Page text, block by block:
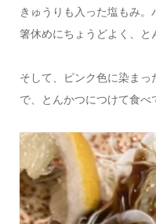
きゅうりも入った塩もみ。
箸休めにちょうどよく、と
そして、ピンク色に染ま
で、とんかつにつけて食べ